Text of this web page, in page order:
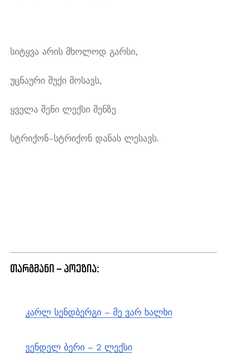
სიტყვა არის მხოლოდ გარსი,
უცნაური შუქი მოსავს,
ყველა შენი ლექსი შენზე
სტრიქონ-სტრიქონ დანას ლესავს.
თარგმანი – პოეზია:
კარლ სენდბერგი – მე ვარ ხალხი
ვენდელ ბერი – 2 ლექსი